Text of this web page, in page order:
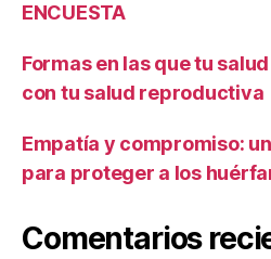
ENCUESTA
Formas en las que tu
con tu salud reproductiva
Empatía y compromiso:
para proteger a los
Comentarios